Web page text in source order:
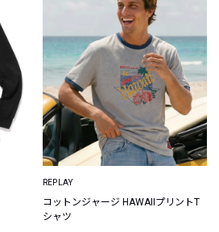
REPLAY
コットンジャージ HAWAIIプリントT
シャツ